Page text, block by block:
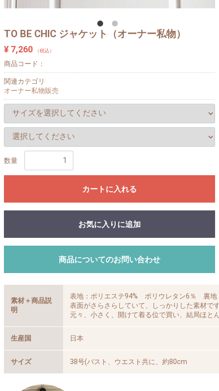
TO BE CHIC ジャケット（オーナー私物）
¥ 7,260 （税込）
商品コード：
関連カテゴリ
オーナー私物販売
数量
カートに入れる
お気に入りに追加
商品についてのお問い合わせ
素材＋商品説
明
表地：ポリエステ94% ポリウレタン6％ 裏
表面がさらさらしていて、しっかりした素材で
元々、小さく、開けて着る位で買い、結局ほと
生産国 日本
サイズ 38号(バスト、ウエスト共に、約80cm